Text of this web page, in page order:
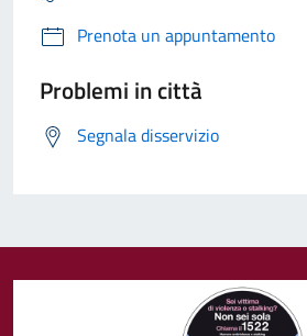
Prenota un appuntamento
Problemi in città
Segnala disservizio